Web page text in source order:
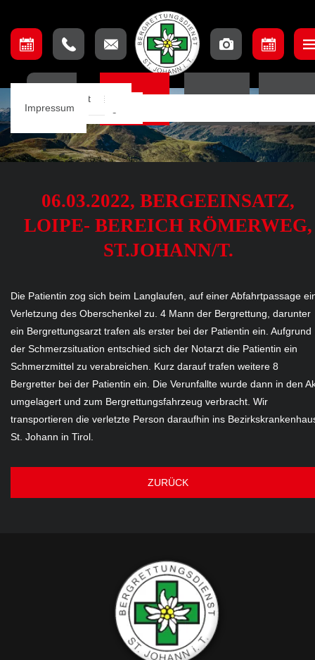
Einsätze
Einsatzbeschreibung
Einsatzkarte
Mannschaft
Ausbildungsteam
Aufnahmebedingungen
Lage & Anfahrt
Impressum
06.03.2022, BERGEEINSATZ,
LOIPE- BEREICH RÖMERWEG,
ST.JOHANN/T.
Die Patientin zog sich beim Langlaufen, auf einer Abfahrtpassage
Verletzung des Oberschenkel zu. 4 Mann der Bergrettung, darunter
ein Bergrettungsarzt trafen als erster bei der Patientin ein. Aufgrund
der Schmerzsituation entschied sich der Notarzt die Patientin ein
Schmerzmittel zu verabreichen. Kurz darauf trafen weitere 8
Bergretter bei der Patientin ein. Die Verunfallte wurde dann in den
umgelagert und zum Bergrettungsfahrzeug verbracht. Wir
transportieren die verletzte Person daraufhin ins
St. Johann in Tirol.
ZURÜCK